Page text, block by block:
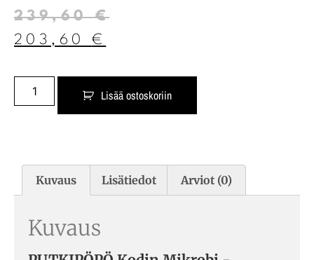
239,60€
203,60 €
Lisää ostoskoriin
Kuvaus Lisätiedot Arviot (0)
Kuvaus